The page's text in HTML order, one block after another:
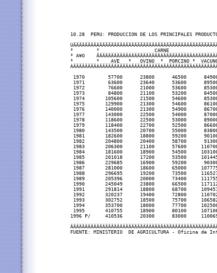
10.28  PERU: PRODUCCION DE LOS PRINCIPALES
³        ³                   CARNE
³ A¥O
³        ³    AVE   ³   OVINO  ³  PORCINO ³
1970        57700      23800      46500
1971        63600      23640      53600
1972        76600      21000      53600
1973        84800      21100      53200
1974       105600      21500      54600
1975       129900      21300      54600
1976       140000      21300      54900
1977       143000      22500      54000
1978       118600      22500      53000
1979       118400      22700      52500
1980       143500      20700      55000
1981       182600      18800      59200
1982       204800      20400      58700
1983       206300      21100      57600
1984       181600      18900      54500
1985       201018      17200      53500
1986       229685      16900      59200
1987       281000      18600      65000
1988       296695      19200      73500
1989       205396      20000      73400
1990       245049      23800      66500
1991       291814      18800      68700
1992       320237      19400      72800
1993       302752      18500      75700
1994       353700      18000      77700
1995       410755      18900      80100
1996 P/     410536      20300      83000